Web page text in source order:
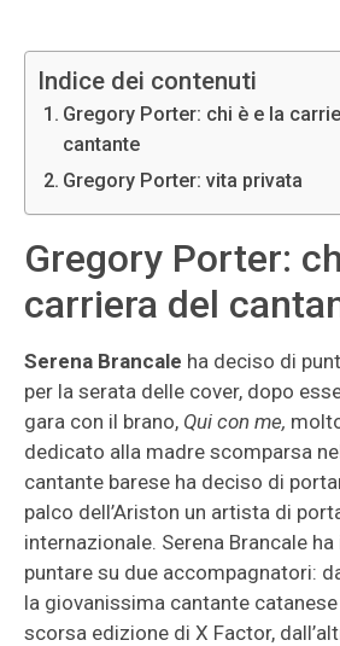
Indice dei contenuti
Gregory Porter: chi è e la
cantante
Gregory Porter: vita privata
Gregory Porter:
carriera del
Serena Brancale ha deciso di
per la serata delle cover, dopo
gara con il brano, Qui con me,
dedicato alla madre scomparsa
cantante barese ha deciso di
palco dell’Ariston un artista di
internazionale. Serena Brancale
puntare su due accompagnatori:
la giovanissima cantante
scorsa edizione di X Factor,